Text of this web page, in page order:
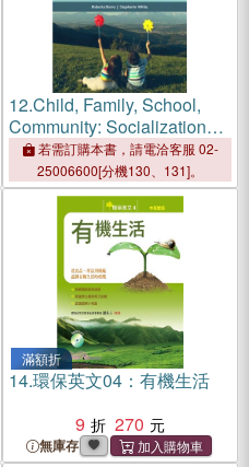
12.Child, Family, School,
Community: Socialization
and Support
若需訂購本書，請電洽客服 02-
25006600[分機130、131]。
滿額折
14.環保英文04：有機生活
9
270
無庫存